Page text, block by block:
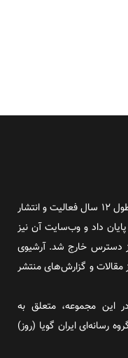
روز آنلاین روزنامه‌ای اینترنتی بود که پس از طول ۱۲ سال فعالیت و انتشار
به فعالیت خود پایان داد و وب‌سایت آن نیز
دسترس خارج شد. آرشیوی
و گزارش‌های منتشر
این مجموعه، متعلق به
رسانه‌ای ایران گویا (روز)